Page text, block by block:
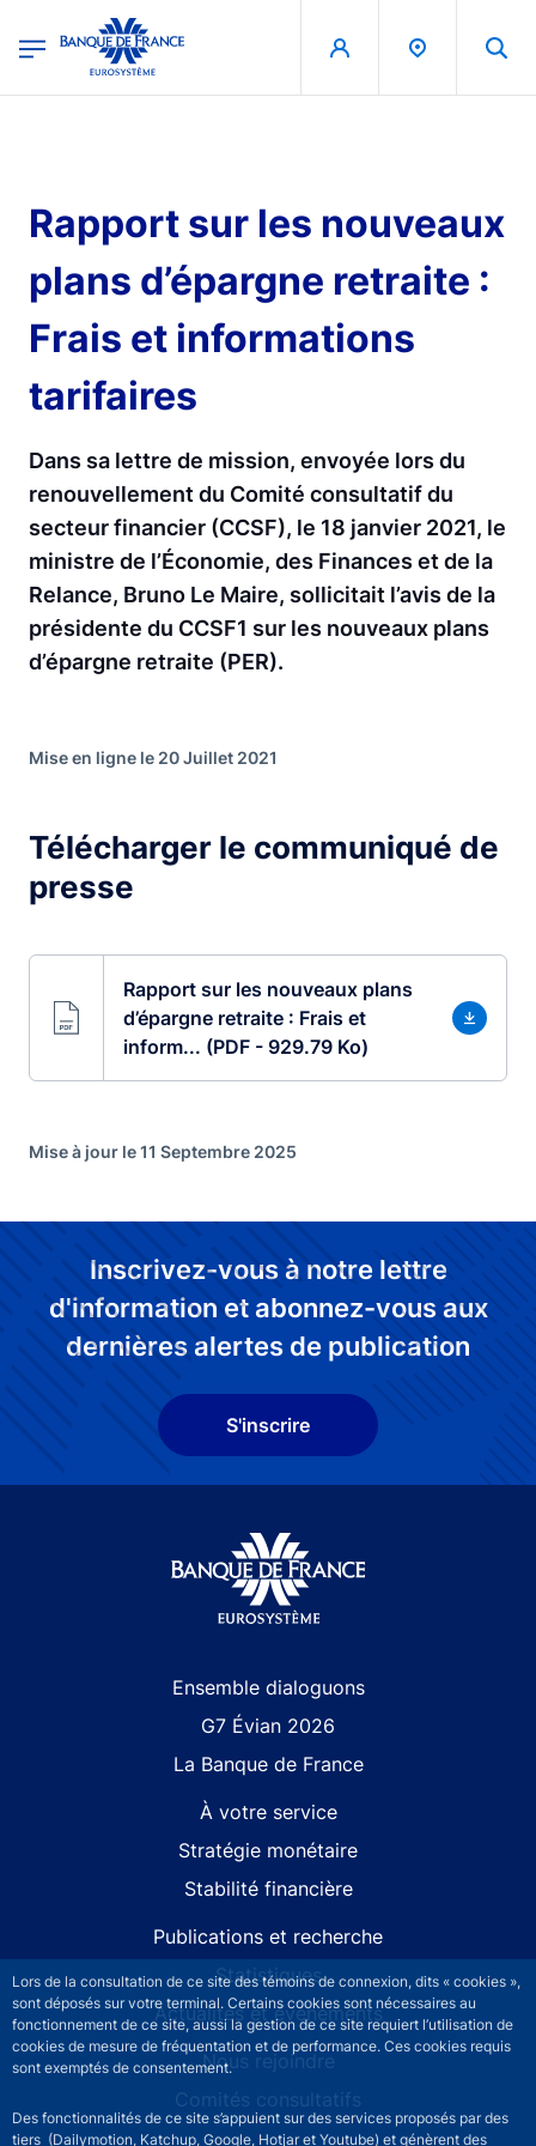
Lors de la consultation de ce site des témoins de connexion, dits « cookies »,
sont déposés sur votre terminal. Certains cookies sont nécessaires au
fonctionnement de ce site, aussi la gestion de ce site requiert l’utilisation de
cookies de mesure de fréquentation et de performance. Ces cookies requis
sont exemptés de consentement.
Des fonctionnalités de ce site s’appuient sur des services proposés par des
tiers (Dailymotion, Katchup, Google, Hotjar et Youtube) et génèrent des
Banque de France - Menu Principal
Rapport sur les nouveaux
plans d’épargne retraite :
Frais et informations
tarifaires
Dans sa lettre de mission, envoyée lors du
renouvellement du Comité consultatif du
secteur financier (CCSF), le 18 janvier 2021, le
ministre de l’Économie, des Finances et de la
Relance, Bruno Le Maire, sollicitait l’avis de la
présidente du CCSF1 sur les nouveaux plans
d’épargne retraite (PER).
Mise en ligne le 20 Juillet 2021
Télécharger le communiqué de
presse
Rapport sur les nouveaux plans
d’épargne retraite : Frais et
inform... (PDF - 929.79 Ko)
Mise à jour le 11 Septembre 2025
Inscrivez-vous à notre lettre
d'information et abonnez-vous aux
dernières alertes de publication
S'inscrire
Ensemble dialoguons
G7 Évian 2026
La Banque de France
À votre service
Stratégie monétaire
Stabilité financière
Publications et recherche
Statistiques
Actualités et événements
Nous rejoindre
Comités consultatifs